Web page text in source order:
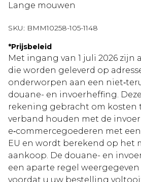
Lange mouwen
SKU: BMM10258-105-1148
*Prijsbeleid
Met ingang van 1 juli 2026 zijn
die worden geleverd op
onderworpen aan een
douane- en invoerheffing.
rekening gebracht om kosten
verband houden met de invoer
e‑commercegoederen met
EU en wordt berekend op het
aankoop. De douane- en
een aparte regel
voordat u uw bestelling